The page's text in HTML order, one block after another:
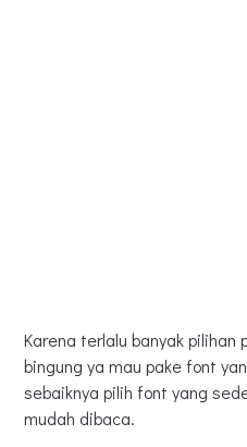
Karena terlalu banyak pilihan
bingung ya mau pake font
sebaiknya pilih font yang
mudah dibaca.